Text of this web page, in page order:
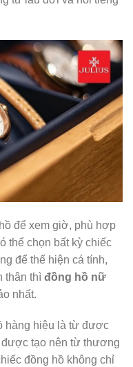
để xem giờ, phù hợp
thể chọn bất kỳ chiếc
để thể hiện cá tính,
thân thì đồng hồ nữ
nhất.
hàng hiệu là từ được
tạo nên từ thương
đồng hồ không chỉ